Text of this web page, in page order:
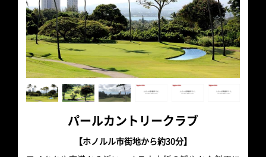
パールカントリークラブ
【ホノルル市街地から約30分】